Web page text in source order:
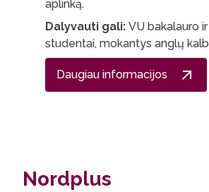
aplinką.
Dalyvauti gali: VU bakalauro
studentai, mokantys anglų
Daugiau informacijos
Nordplus